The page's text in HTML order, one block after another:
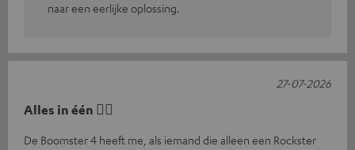
naar een eerlijke oplossing.
Alles in één 👍🏻
De Boomster 4 heeft me, als iemand die alleen een Rockster
27-07-2026